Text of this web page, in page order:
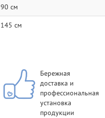
90 см
145 см
Бережная
доставка и
профессиональная
установка
продукции